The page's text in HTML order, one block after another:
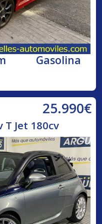
Gasolina
25.990€
T Jet 180cv